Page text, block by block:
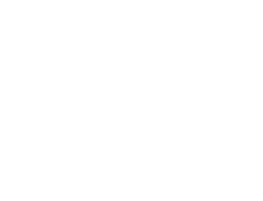
in Ihrer Region wichtig werden. Immer am Freitagmorgen kostenlos in